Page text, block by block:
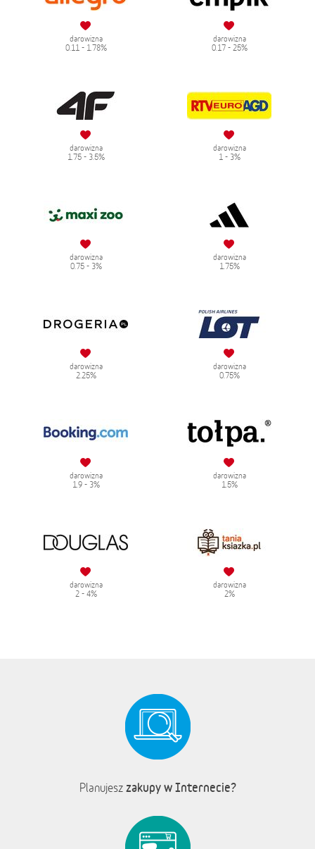
darowizna
0.11 - 1.78%
darowizna
0.17 - 25%
darowizna
1.75 - 3.5%
darowizna
1 - 3%
darowizna
0.75 - 3%
darowizna
1.75%
darowizna
2.25%
darowizna
0.75%
darowizna
1.9 - 3%
darowizna
1.5%
darowizna
2 - 4%
darowizna
2%
Planujesz zakupy w Internecie?